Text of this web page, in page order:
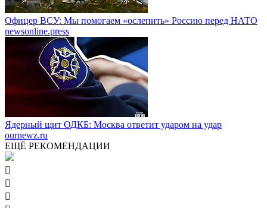
Офицер ВСУ: Мы помогаем «ослепить» Россию перед НАТО
newsonline.press
Ядерный щит ОДКБ: Москва ответит ударом на удар
ournewz.ru
ЕЩЁ РЕКОМЕНДАЦИИ


